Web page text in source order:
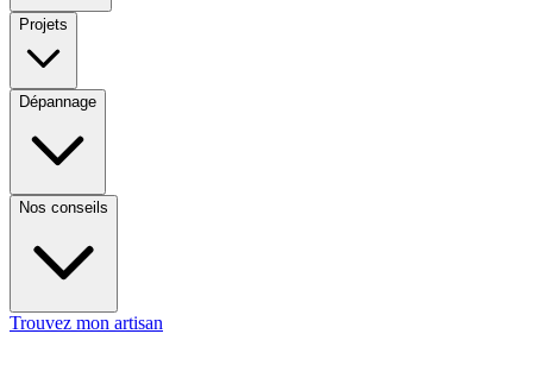
Projets
Dépannage
Nos conseils
Trouvez mon artisan